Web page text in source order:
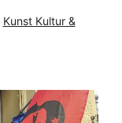
Kunst Kultur &